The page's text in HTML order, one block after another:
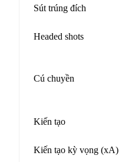
Sút trúng đích
Headed shots
Cú chuyền
Kiến tạo
Kiến tạo kỳ vọng (xA)